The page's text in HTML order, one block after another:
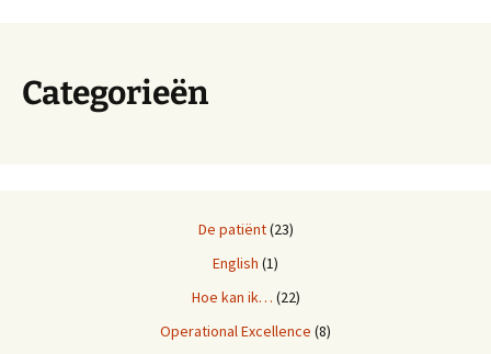
Categorieën
De patiënt(23)
English (1)
Hoe kan ik… (22)
Operational Excellence (8)